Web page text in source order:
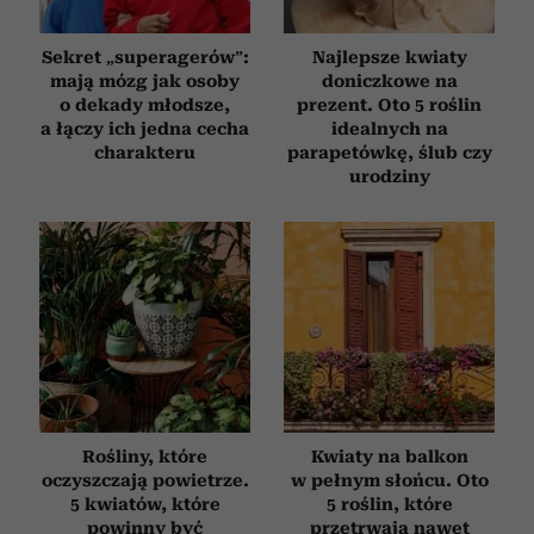
Sekret „superagerów”:
mają mózg jak osoby
o dekady młodsze,
a łączy ich jedna cecha
charakteru
Najlepsze kwiaty
doniczkowe na
prezent. Oto 5 roślin
idealnych na
parapetówkę, ślub czy
urodziny
Rośliny, które
oczyszczają powietrze.
5 kwiatów, które
powinny być
Kwiaty na balkon
w pełnym słońcu. Oto
5 roślin, które
przetrwają nawet